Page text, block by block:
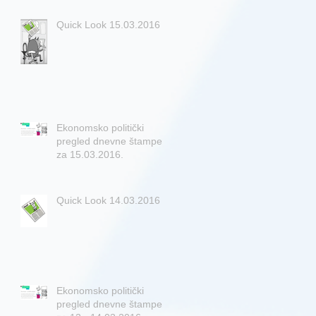
Quick Look 15.03.2016
Ekonomsko politički
pregled dnevne štampe
za 15.03.2016.
Quick Look 14.03.2016
Ekonomsko politički
pregled dnevne štampe